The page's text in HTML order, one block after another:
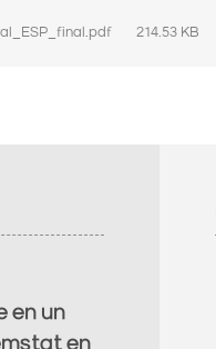
214.53 KB
en un
en